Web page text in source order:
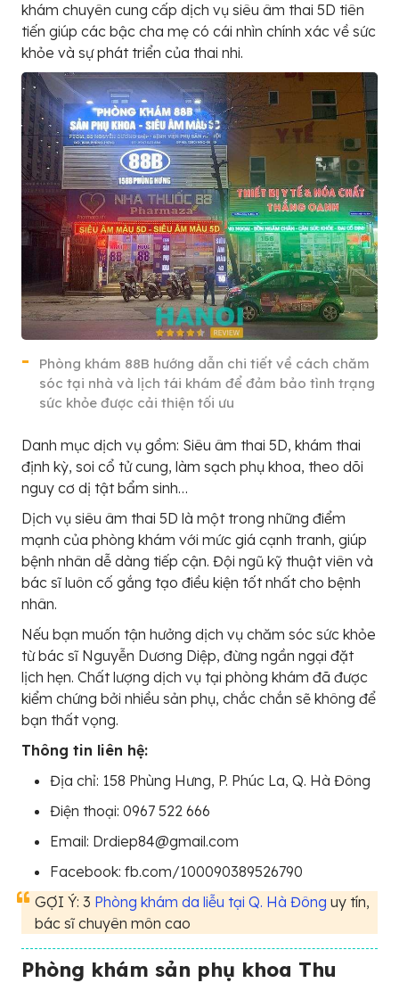
khám chuyên cung cấp dịch vụ siêu âm thai 5D tiên
tiến giúp các bậc cha mẹ có cái nhìn chính xác về sức
khỏe và sự phát triển của thai nhi.
Phòng khám 88B hướng dẫn chi tiết về cách chăm
sóc tại nhà và lịch tái khám để đảm bảo tình trạng
sức khỏe được cải thiện tối ưu
Danh mục dịch vụ gồm: Siêu âm thai 5D, khám thai
định kỳ, soi cổ tử cung, làm sạch phụ khoa, theo dõi
nguy cơ dị tật bẩm sinh…
Dịch vụ siêu âm thai 5D là một trong những điểm
mạnh của phòng khám với mức giá cạnh tranh, giúp
bệnh nhân dễ dàng tiếp cận. Đội ngũ kỹ thuật viên và
bác sĩ luôn cố gắng tạo điều kiện tốt nhất cho bệnh
nhân.
Nếu bạn muốn tận hưởng dịch vụ chăm sóc sức khỏe
từ bác sĩ Nguyễn Dương Diệp, đừng ngần ngại đặt
lịch hẹn. Chất lượng dịch vụ tại phòng khám đã được
kiểm chứng bởi nhiều sản phụ, chắc chắn sẽ không để
bạn thất vọng.
Thông tin liên hệ:
Địa chỉ: 158 Phùng Hưng, P. Phúc La, Q. Hà Đông
Điện thoại: 0967 522 666
Email: Drdiep84@gmail.com
Facebook: fb.com/100090389526790
GỢI Ý: 3 Phòng khám da liễu tại Q. Hà Đông uy tín,
bác sĩ chuyên môn cao
Phòng khám sản phụ khoa Thu